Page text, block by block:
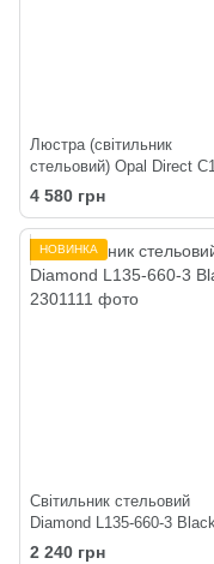
Люстра (світильник
стельовий) Opal Direct
Black
4 580 грн
НОВИНКА
Світильник стельовий
Diamond L135-660-3
2 240 грн